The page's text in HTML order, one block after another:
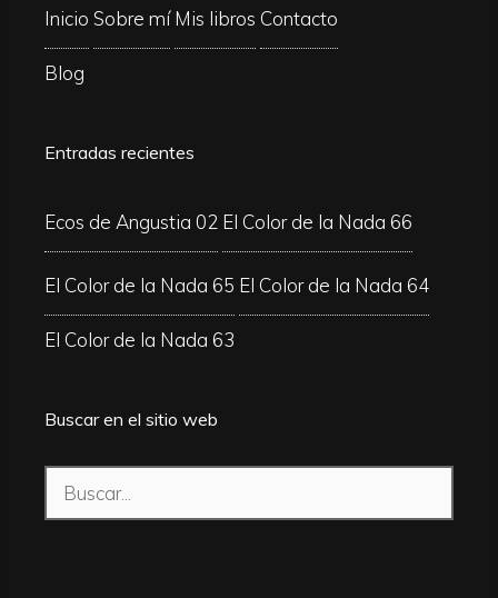
Inicio Sobre mí Mis libros Contacto
Blog
Entradas recientes
Ecos de Angustia 02 El Color de la Nada 66
El Color de la Nada 65 El Color de la Nada 64
El Color de la Nada 63
Buscar en el sitio web
Buscar: